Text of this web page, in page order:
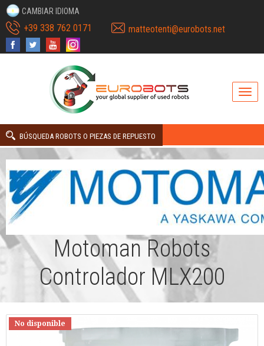
CAMBIAR IDIOMA
+39 338 762 0171 matteotenti@eurobots.net
BÚSQUEDA ROBOTS O PIEZAS DE REPUESTO
Motoman Robots
Controlador MLX200
No disponible